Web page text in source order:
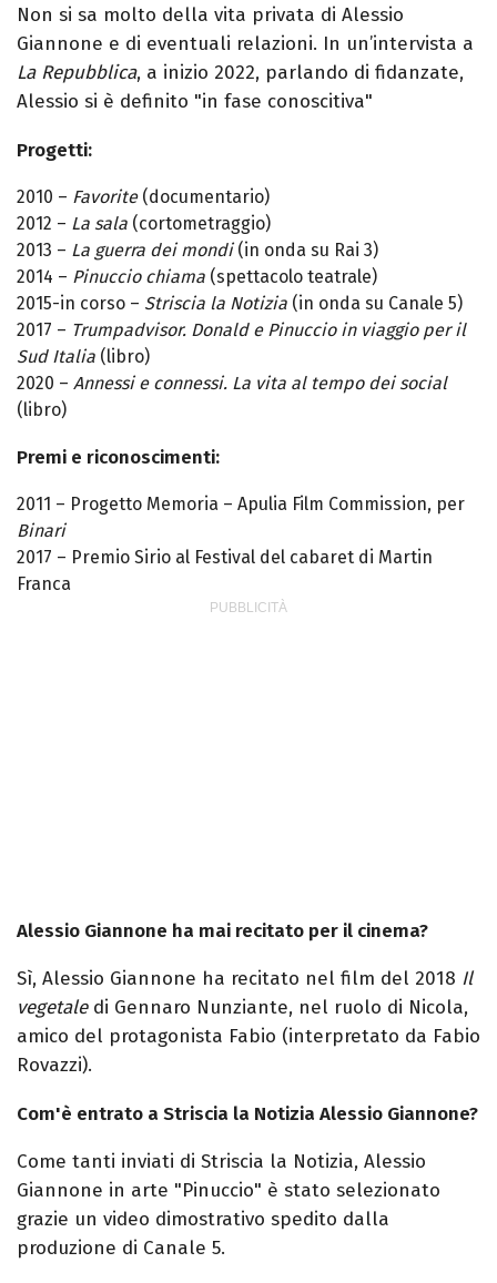
Non si sa molto della vita privata di Alessio
Giannone e di eventuali relazioni. In un’intervista a
La Repubblica, a inizio 2022, parlando di fidanzate,
Alessio si è definito "in fase conoscitiva"
Progetti:
2010 – Favorite(documentario)
2012 – La sala (cortometraggio)
2013 – La guerra dei mondi(in onda su Rai 3)
2014 – Pinuccio chiama (spettacolo teatrale)
2015-in corso – Striscia la Notizia (in onda su Canale 5)
2017 – Trumpadvisor. Donald e Pinuccio in viaggio per il
Sud Italia (libro)
2020 – Annessi e connessi. La vita al tempo dei social
(libro)
Premi e riconoscimenti:
2011 – Progetto Memoria – Apulia Film Commission, per
Binari
2017 – Premio Sirio al Festival del cabaret di Martin
Franca
Alessio Giannone ha mai recitato per il cinema?
Sì, Alessio Giannone ha recitato nel film del 2018 Il
vegetaledi Gennaro Nunziante, nel ruolo di Nicola,
amico del protagonista Fabio (interpretato da Fabio
Rovazzi).
Com'è entrato a Striscia la Notizia Alessio Giannone?
Come tanti inviati di Striscia la Notizia, Alessio
Giannone in arte "Pinuccio" è stato selezionato
grazie un video dimostrativo spedito dalla
produzione di Canale 5.